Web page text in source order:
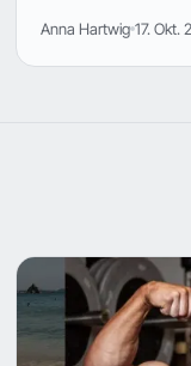
Anna Hartwig 17. Okt.